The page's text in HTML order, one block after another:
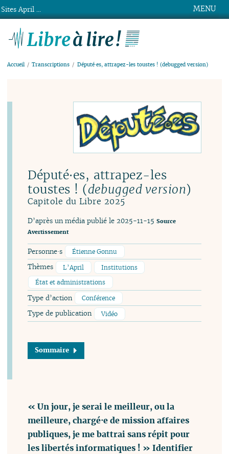
MENU
Accueil Transcriptions Député⋅es, attrapez-les toustes ! (debugged version)
Député⋅es, attrapez-les
toustes ! (debugged version)
Capitole du Libre 2025
D’après un média publié le 2025-11-15 Source
Avertissement
Personne·s Étienne Gonnu
Thèmes L’April
Institutions
État et administrations
Type d’action Conférence
Type de publication Vidéo
Sommaire
« Un jour, je serai le meilleur, ou la
meilleure, chargé⋅e de mission affaires
publiques, je me battrai sans répit pour
les libertés informatiques ! » Identifier
Sites April ...